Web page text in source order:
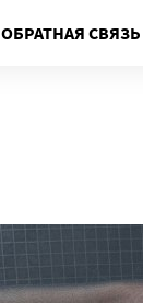
ОБРАТНАЯ СВЯЗЬ